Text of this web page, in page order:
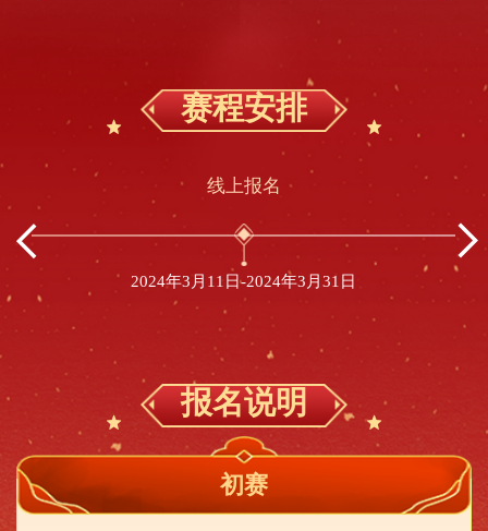
市举办第四届“红明谷”杯大赛，围绕卫星数据在
认证、加解密、边界防护、访问控制、安全审
计、检测监控等信息安全技术，为各行业提供创
新型应用成果，为夯实卫星数据在各行业的安全
应用提供解决方案。
赛程安排
线上报名
2024年3月11日-2024年3月31日
报名说明
初赛